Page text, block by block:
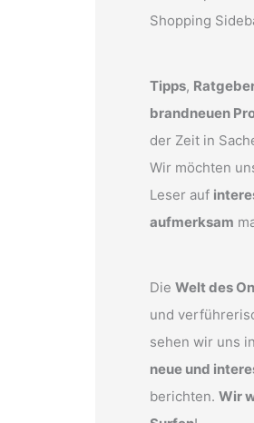
Tipps,
brandneuen
der Zeit in
Wir möchten
Leser auf
aufmerksam
Die Welt des
und
sehen wir uns
neue und
berichten. Wir